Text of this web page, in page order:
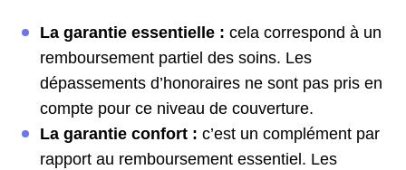
La garantie essentielle : cela correspond à un
remboursement partiel des soins. Les
dépassements d’honoraires ne sont pas pris en
compte pour ce niveau de couverture.
La garantie confort : c’est un complément par
rapport au remboursement essentiel. Les